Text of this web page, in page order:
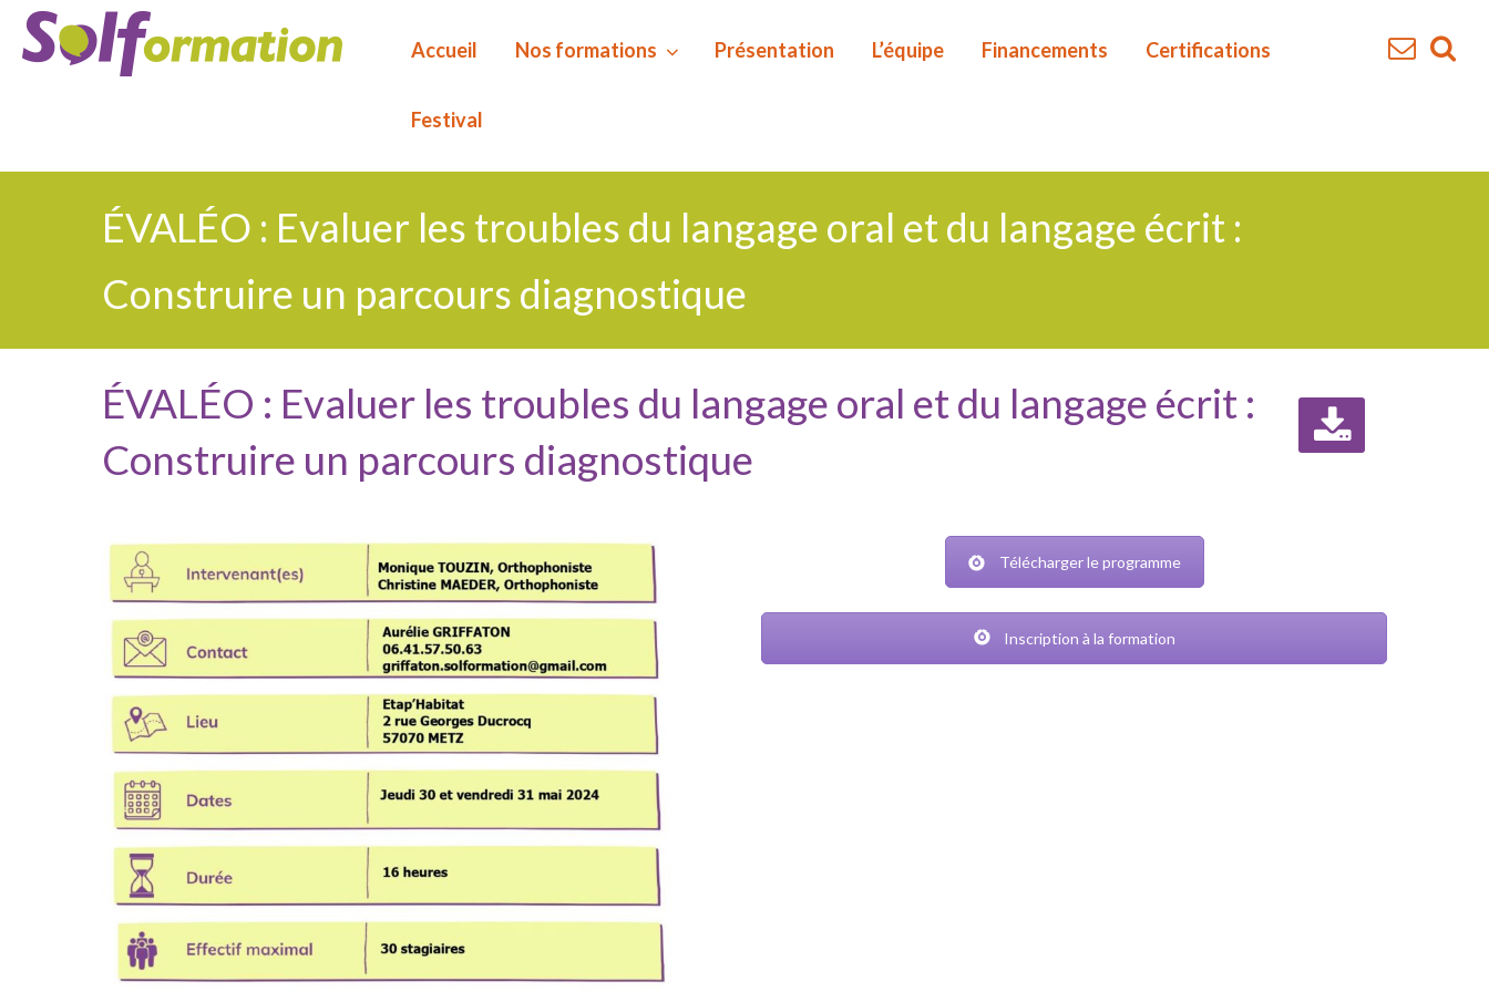
Aller
contenu
Accueil Nos formations Présentation L’équipe Financements Certifications
Festival
ÉVALÉO : Evaluer les troubles du langage oral et du langage écrit :
Construire un parcours diagnostique
ÉVALÉO : Evaluer les troubles du langage oral et du langage écrit :
Construire un parcours diagnostique
Télécharger le programme
Inscription à la formation